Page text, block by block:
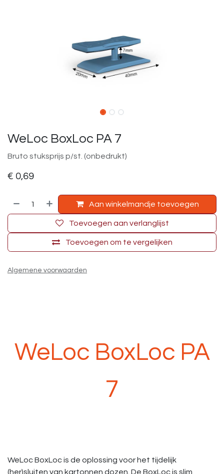
WeLoc BoxLoc PA 7
Bruto stuksprijs p/st. (onbedrukt)
€ 0,69
Aan winkelmandje toevoegen
Toevoegen om te vergelijken
Toevoegen aan verlanglijst
Algemene voorwaarden
WeLoc BoxLoc PA
7
WeLoc BoxLoc is de oplossing voor het tijdelijk
(her)sluiten van kartonnen dozen. De BoxLoc is slim